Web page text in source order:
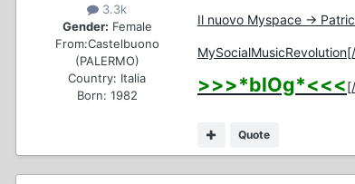
3.3k
Gender: Female
From:Castelbuono
(PALERMO)
Country: Italia
Born: 1982
Quote
Il nuovo Myspace ->
>>>*blOg*<<<